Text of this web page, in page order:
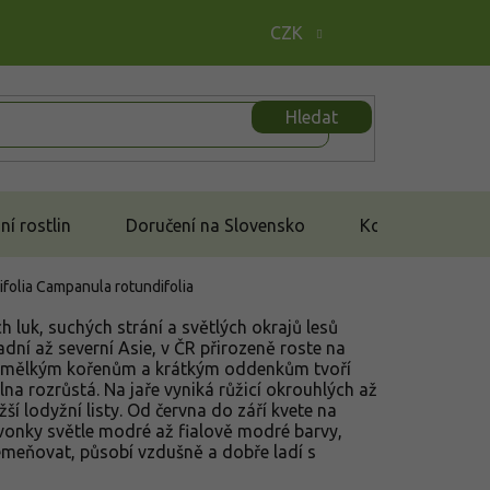
CZK
Hledat
rostlin Doručení na Slovensko Kontakt
Campanula rotundifolia
luk, suchých strání a světlých okrajů lesů
až severní Asie, v ČR přirozeně roste na
kořenům a krátkým oddenkům tvoří
rozrůstá. Na jaře vyniká růžicí okrouhlých až
lodyžní listy. Od června do září kvete na
světle modré až fialově modré barvy,
působí vzdušně a dobře ladí s